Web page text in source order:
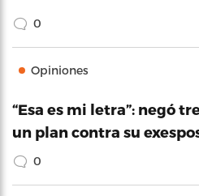
0
Opiniones
“Esa es mi letra”: negó
un plan contra su
0